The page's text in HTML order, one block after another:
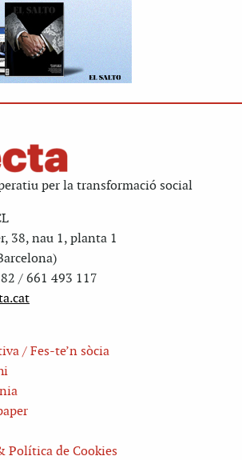
per la transformació social
38, nau 1, planta 1
/ 661 493 117
/ Fes-te’n sòcia
Política de Cookies